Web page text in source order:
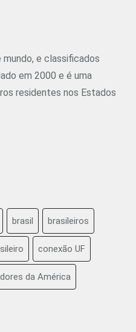
mundo, e classificados
em 2000 e é uma
residentes nos Estados
brasil brasileiros
conexão UF
da América